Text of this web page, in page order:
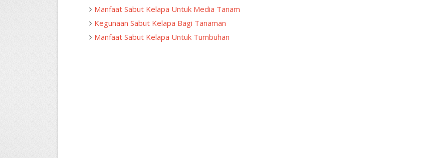
Manfaat Sabut Kelapa Untuk Media Tanam
Kegunaan Sabut Kelapa Bagi Tanaman
Manfaat Sabut Kelapa Untuk Tumbuhan